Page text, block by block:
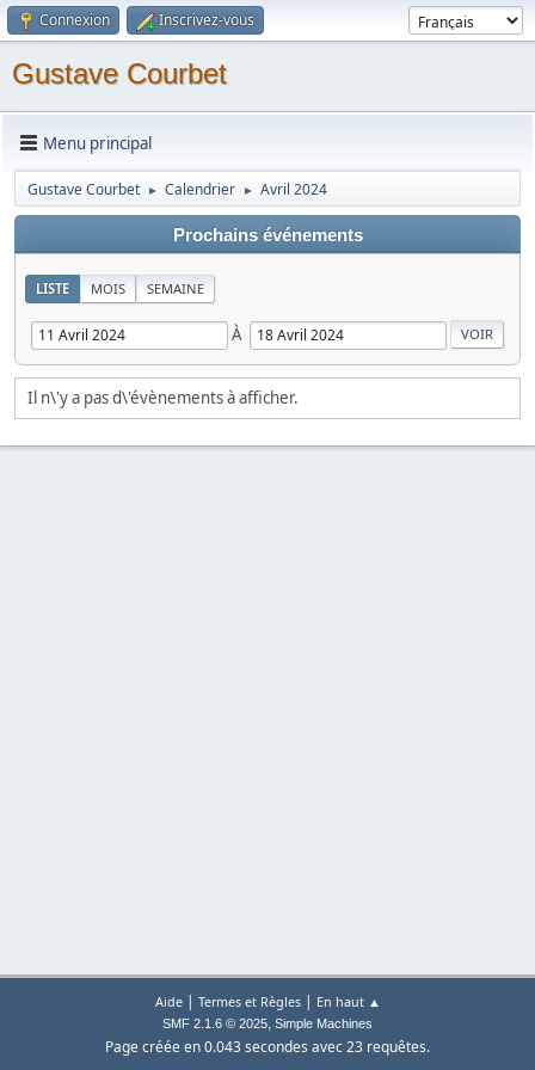
Connexion Inscrivez-vous
Gustave Courbet
Menu principal
Gustave Courbet ► Calendrier ► Avril 2024
Prochains événements
LISTE MOIS SEMAINE
À
Il n\'y a pas d\'évènements à afficher.
Aide| Termes et Règles| En haut ▲
SMF 2.1.6 © 2025, Simple Machines
Page créée en 0.043 secondes avec 23 requêtes.